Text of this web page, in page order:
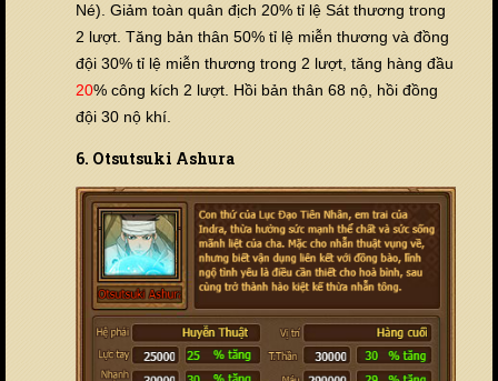
Né). Giảm toàn quân địch 20% tỉ lệ Sát thương trong
2 lượt. Tăng bản thân 50% tỉ lệ miễn thương và đồng
đội 30% tỉ lệ miễn thương trong 2 lượt, tăng hàng đầu
20% công kích 2 lượt. Hồi bản thân 68 nộ, hồi đồng
đội 30 nộ khí.
6. Otsutsuki Ashura